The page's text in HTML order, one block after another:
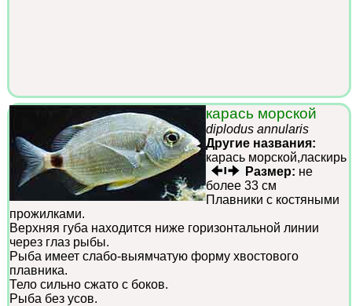
карась морской
diplodus annularis
Другие названия:
карась морской,ласкирь
Размер: не
более 33 см
Плавники с костяными
прожилками.
Верхняя губа находится ниже горизонтальной линии
через глаз рыбы.
Рыба имеет слабо-выямчатую форму хвостового
плавника.
Тело сильно сжато с боков.
Рыба без усов.